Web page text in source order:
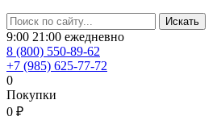
9:00 21:00 ежедневно
8 (800) 550-89-62
+7 (985) 625-77-72
0
Покупки
0 ₽